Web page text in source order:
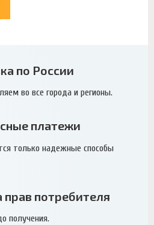
по России
во все города и регионы.
платежи
только надежные способы
потребителя
получения.